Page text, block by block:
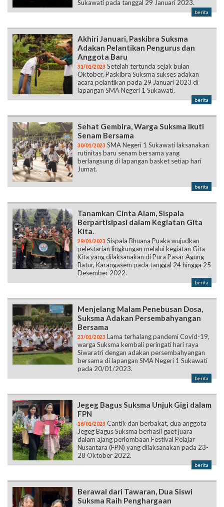
Sukawati pada tanggal 29 Januari 2023.
berita
Akhiri Januari, Paskibra Suksma
Adakan Pelantikan Pengurus dan
Anggota Baru
31/01/2023 Setelah tertunda sejak bulan
Oktober, Paskibra Suksma sukses adakan
acara pelantikan pada 29 Januari 2023 di
lapangan SMA Negeri 1 Sukawati.
berita
Sehat Gembira, Warga Suksma Ikuti
Senam Bersama
30/01/2023 SMA Negeri 1 Sukawati laksanakan
rutinitas baru senam bersama yang
berlangsung di lapangan basket setiap hari
Jumat.
berita
Tanamkan Cinta Alam, Sispala
Berpartisipasi dalam Kegiatan Gita
Kita.
29/01/2023 Sispala Bhuana Puaka wujudkan
pelestarian lingkungan melalui kegiatan Gita
Kita yang dilaksanakan di Pura Pasar Agung
Batur, Karangasem pada tanggal 24 hingga 25
Desember 2022.
berita
Menjelang Malam Penebusan Dosa,
Suksma Adakan Persembahyangan
Bersama
23/01/2023 Lama terhalang pandemi Covid-19,
warga Suksma kembali peringati hari raya
Siwaratri dengan adakan persembahyangan
bersama di lapangan SMA Negeri 1 Sukawati
pada 20/01/2023.
berita
Jegeg Bagus Suksma Unjuk Gigi dalam
FPN
18/01/2023 Cantik dan berbakat, dua anggota
Jegeg Bagus Suksma berhasil gaet juara
dalam ajang perlombaan Festival Pelajar
Nusantara (FPN) yang dilaksanakan pada 23-
28 Oktober 2022.
berita
Berawal dari Tawaran, Dua Siswi
Suksma Raih Penghargaan